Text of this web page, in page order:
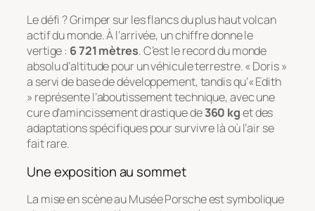
Le défi ? Grimper sur les flancs du plus haut volcan
actif du monde. À l’arrivée, un chiffre donne le
vertige : 6 721 mètres. C’est le record du monde
absolu d’altitude pour un véhicule terrestre. « Doris »
a servi de base de développement, tandis qu’« Edith
» représente l’aboutissement technique, avec une
cure d’amincissement drastique de360 kget des
adaptations spécifiques pour survivre là où l’air se
fait rare.
Une exposition au sommet
La mise en scène au Musée Porsche est symbolique